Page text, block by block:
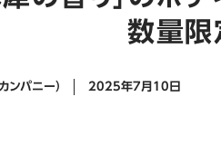
数量限
ンパニー） 2025年7月10日